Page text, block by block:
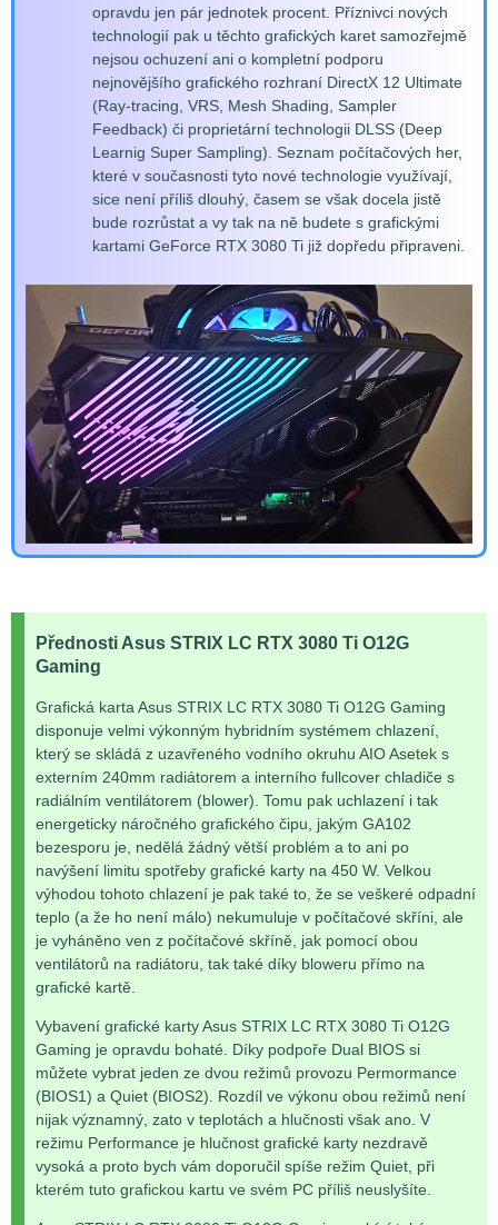
opravdu jen pár jednotek procent. Příznivci nových
technologií pak u těchto grafických karet samozřejmě
nejsou ochuzení ani o kompletní podporu
nejnovějšího grafického rozhraní DirectX 12 Ultimate
(Ray-tracing, VRS, Mesh Shading, Sampler
Feedback) či proprietární technologii DLSS (Deep
Learnig Super Sampling). Seznam počítačových her,
které v současnosti tyto nové technologie využívají,
sice není příliš dlouhý, časem se však docela jistě
bude rozrůstat a vy tak na ně budete s grafickými
kartami GeForce RTX 3080 Ti již dopředu připraveni.
Přednosti Asus STRIX LC RTX 3080 Ti O12G
Gaming
Grafická karta Asus STRIX LC RTX 3080 Ti O12G Gaming
disponuje velmi výkonným hybridním systémem chlazení,
který se skládá z uzavřeného vodního okruhu AIO Asetek s
externím 240mm radiátorem a interního fullcover chladiče s
radiálním ventilátorem (blower). Tomu pak uchlazení i tak
energeticky náročného grafického čipu, jakým GA102
bezesporu je, nedělá žádný větší problém a to ani po
navýšení limitu spotřeby grafické karty na 450 W. Velkou
výhodou tohoto chlazení je pak také to, že se veškeré odpadní
teplo (a že ho není málo) nekumuluje v počítačové skříni, ale
je vyháněno ven z počítačové skříně, jak pomocí obou
ventilátorů na radiátoru, tak také díky bloweru přímo na
grafické kartě.
Vybavení grafické karty Asus STRIX LC RTX 3080 Ti O12G
Gaming je opravdu bohaté. Díky podpoře Dual BIOS si
můžete vybrat jeden ze dvou režimů provozu Permormance
(BIOS1) a Quiet (BIOS2). Rozdíl ve výkonu obou režimů není
nijak významný, zato v teplotách a hlučnosti však ano. V
režimu Performance je hlučnost grafické karty nezdravě
vysoká a proto bych vám doporučil spíše režim Quiet, při
kterém tuto grafickou kartu ve svém PC příliš neuslyšíte.